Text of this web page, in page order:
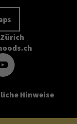
Zürich
Hinweise